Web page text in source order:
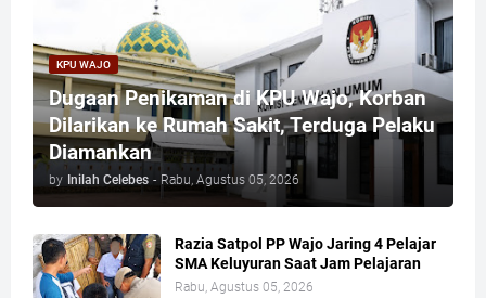
KPU WAJO
Dugaan Penikaman di KPU Wajo, Korban
Dilarikan ke Rumah Sakit, Terduga Pelaku
Diamankan
by Inilah Celebes - Rabu, Agustus 05, 2026
Razia Satpol PP Wajo Jaring 4 Pelajar
SMA Keluyuran Saat Jam Pelajaran
Rabu, Agustus 05, 2026